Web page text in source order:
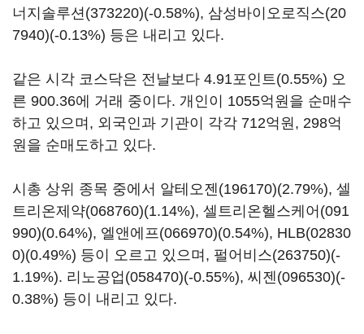
너지솔루션(373220)(-0.58%), 삼성바이오로직스(20
7940)(-0.13%) 등은 내리고 있다.
같은 시각 코스닥은 전날보다 4.91포인트(0.55%) 오
른 900.36에 거래 중이다. 개인이 1055억원을 순매수
하고 있으며, 외국인과 기관이 각각 712억원, 298억
원을 순매도하고 있다.
시총 상위 종목 중에서 알테오젠(196170)(2.79%), 셀
트리온제약(068760)(1.14%), 셀트리온헬스케어(091
990)(0.64%), 엘앤에프(066970)(0.54%), HLB(02830
0)(0.49%) 등이 오르고 있으며, 펄어비스(263750)(-
1.19%). 리노공업(058470)(-0.55%), 씨젠(096530)(-
0.38%) 등이 내리고 있다.